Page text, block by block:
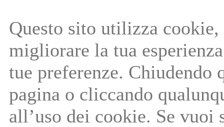
Questo sito utilizza
migliorare la tua
tue preferenze. Chiudendo
pagina o cliccando
all’uso dei cookie. Se vuoi